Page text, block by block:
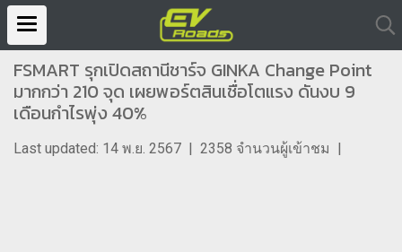
FSMART รุกเปิดสถานีชาร์จ GINKA Change Point
มากกว่า 210 จุด เผยพอร์ตสินเชื่อโตแรง ดันงบ 9
เดือนกำไรพุ่ง 40%
Last updated: 14 พ.ย. 2567 | 2358 จำนวนผู้เข้าชม |